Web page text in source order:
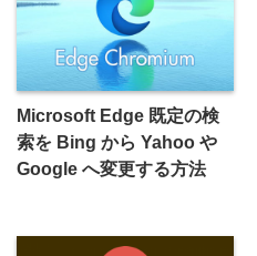
Microsoft Edge 既定の検
索を Bing から Yahoo や
Google へ変更する方法